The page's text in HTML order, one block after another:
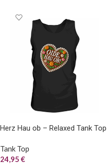
Herz Hau ob – Relaxed Tank Top
Tank Top
24,95 €